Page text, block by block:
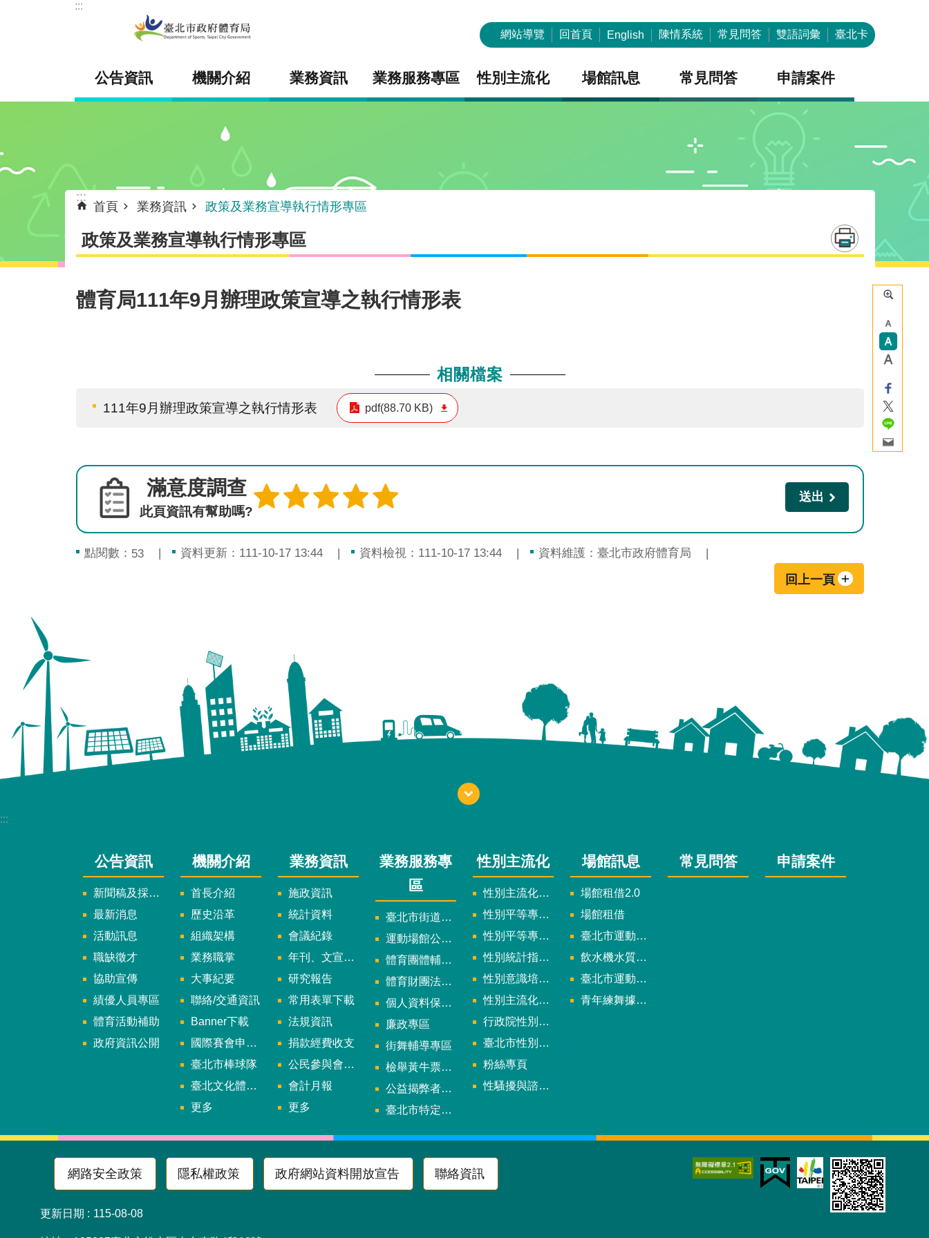
跳到主要內容區塊
:::
網站導覽 回首頁 English 陳情系統 常見問答 雙語詞彙 臺北卡
公告資訊 機關介紹 業務資訊 業務服務專區 性別主流化 場館訊息 常見問答 申請案件
:::
首頁 業務資訊 政策及業務宣導執行情形專區
政策及業務宣導執行情形專區
體育局111年9月辦理政策宣導之執行情形表
相關檔案
111年9月辦理政策宣導之執行情形表 pdf(88.70 KB)
滿意度調查
此頁資訊有幫助嗎?
點閱數： 53 資料更新：111-10-17 13:44 資料檢視：111-10-17 13:44 資料維護：臺北市政府體育局
回上一頁
:::
公告資訊
新聞稿及採訪通知
最新消息
活動訊息
職缺徵才
協助宣傳
績優人員專區
體育活動補助
政府資訊公開
機關介紹
首長介紹
歷史沿革
組織架構
業務職掌
大事紀要
聯絡/交通資訊
Banner下載
國際賽會申辦暨籌辦小組
臺北市棒球隊
臺北文化體育園區
更多
業務資訊
施政資訊
統計資料
會議紀錄
年刊、文宣及出版品
研究報告
常用表單下載
法規資訊
捐款經費收支
公民參與會議資訊
會計月報
更多
業務服務專
區
臺北市街道遊戲申請專區
運動場館公司設立輔導專區
體育團體輔導訪視
體育財團法人/公益信託專區
個人資料保護專區
廉政專區
街舞輔導專區
檢舉黃牛票專區
公益揭弊者保護法專區
臺北市特定族群體適能指導證照參考名單申請認可計畫
性別主流化
性別主流化實施計畫暨細部計畫
性別平等專案小組委員名單
性別平等專案小組會議紀錄
性別統計指標及項目
性別意識培力、統計分析案、影響評估案
性別主流化年度成果報告
行政院性別平等會
臺北市性別平等辦公室
粉絲專頁
性騷擾與諮詢專區
場館訊息
場館租借2.0
場館租借
臺北市運動中心
飲水機水質檢驗報告
臺北市運動中心預約系統
青年練舞據點地圖
常見問答 申請案件
網路安全政策 隱私權政策 政府網站資料開放宣告 聯絡資訊
更新日期 115-08-08